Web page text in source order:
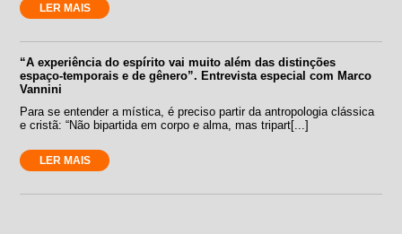
LER MAIS
“A experiência do espírito vai muito além das distinções
espaço-temporais e de gênero”. Entrevista especial com Marco
Vannini
Para se entender a mística, é preciso partir da antropologia clássica
e cristã: “Não bipartida em corpo e alma, mas tripart[...]
LER MAIS